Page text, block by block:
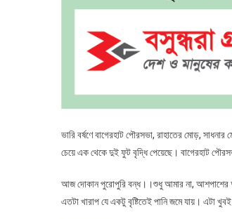
ভারি বর্ষণে বাগেরহাট পৌরসভা, রাহাতের মোড়,
চেয়ে এক থেকে দুই ফুট বৃদ্ধি পেয়েছে। বাগেরহাট
আজ দোকান পুরোপুরি বন্ধ।।শুধু আমার না, আশপাশের
এতটা খারাপ যে একটু বৃষ্টিতেই পানি জমে যায়। এটা